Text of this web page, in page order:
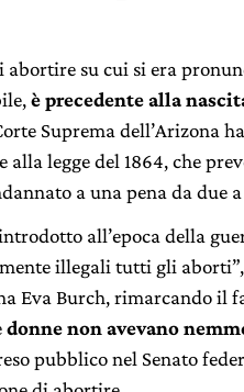
su cui si era
è precedente alla
Suprema dell’Arizona
alla legge del 1864, che
a una pena da due
all’epoca della
illegali tutti gli
Eva Burch, rimarcando il
donne non avevano
pubblico nel Senato